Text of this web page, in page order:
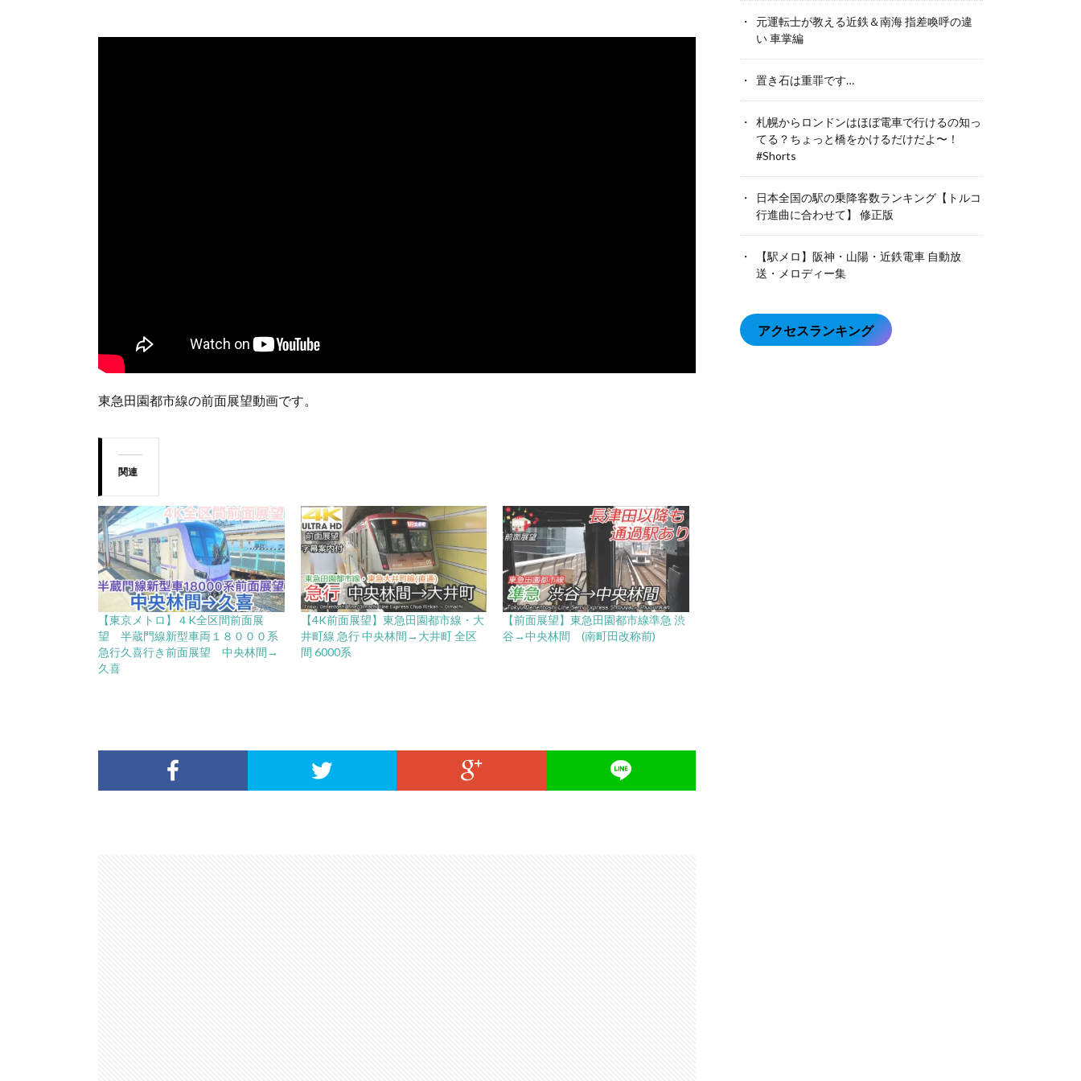
東急田園都市線の前面展望動画です。
関連
【東京メトロ】４K全区間前面展
望 半蔵門線新型車両１８０００系
急行久喜行き前面展望 中央林間→
久喜
【4K前面展望】東急田園都市線・大
井町線 急行 中央林間→大井町 全区
間 6000系
【前面展望】東急田園都市線準急 渋
谷→中央林間 (南町田改称前)
元運転士が教える近鉄＆南海 指差喚呼の違
い 車掌編
置き石は重罪です…
札幌からロンドンはほぼ電車で行けるの知っ
てる？ちょっと橋をかけるだけだよ〜！
#Shorts
日本全国の駅の乗降客数ランキング【トルコ
行進曲に合わせて】 修正版
【駅メロ】阪神・山陽・近鉄電車 自動放
送・メロディー集
アクセスランキング